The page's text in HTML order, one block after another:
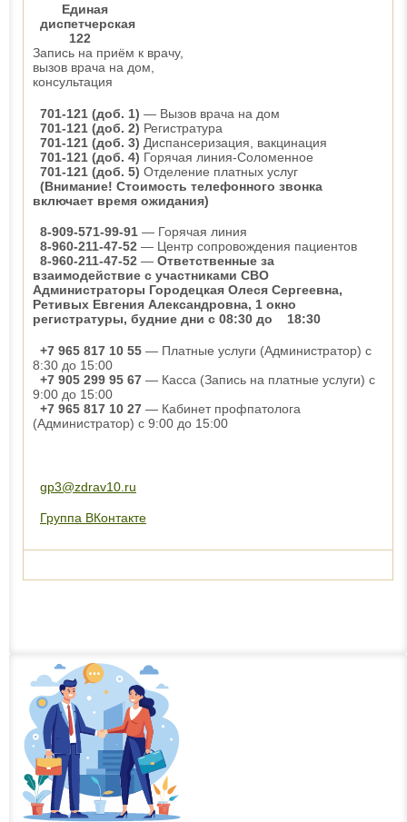
Единая
диспетчерская
122
Запись на приём к врачу,
вызов врача на дом,
консультация
701-121 (доб. 1) — Вызов врача на дом
701-121 (доб. 2) Регистратура
701-121 (доб. 3) Диспансеризация, вакцинация
701-121 (доб. 4) Горячая линия-Соломенное
701-121 (доб. 5) Отделение платных услуг
(Внимание! Стоимость телефонного звонка
включает время ожидания)
8-909-571-99-91 — Горячая линия
8-960-211-47-52 — Центр сопровождения пациентов
8-960-211-47-52 — Ответственные за
взаимодействие с участниками СВО
Администраторы Городецкая Олеся Сергеевна,
Ретивых Евгения Александровна, 1 окно
регистратуры, будние дни с 08:30 до 18:30
+7 965 817 10 55 — Платные услуги (Администратор) с
8:30 до 15:00
+7 905 299 95 67 — Касса (Запись на платные услуги) с
9:00 до 15:00
+7 965 817 10 27 — Кабинет профпатолога
(Администратор) с 9:00 до 15:00
gp3@zdrav10.ru
Группа ВКонтакте